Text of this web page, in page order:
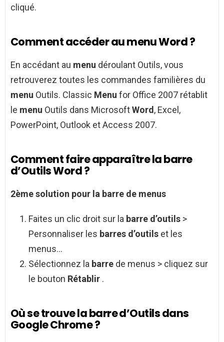
cliqué.
Comment accéder au menu Word ?
En accédant au menu déroulant Outils, vous
retrouverez toutes les commandes familières du
menu Outils. Classic Menu for Office 2007 rétablit
le menu Outils dans MicrosoftWord, Excel,
PowerPoint, Outlook et Access 2007.
Comment faire apparaître la barre
d’Outils Word ?
2ème solution pour la barre de menus
Faites un clic droit sur la barre d’outils >
Personnaliser les barres d’outils et les
menus…
Sélectionnez la barre de menus > cliquez sur
le bouton Rétablir .
Où se trouve la barre d’Outils dans
Google Chrome ?